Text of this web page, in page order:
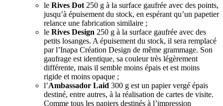
le Rives Dot 250 g à la surface gaufrée avec des points,
jusqu’à épuisement du stock, en espérant qu’un papetier
relance une fabrication similaire ;
le Rives Design 250 g à la surface gaufrée avec des
petits losanges. A épuisement du stock, il sera remplacé
par l’Inapa Création Design de même grammage. Son
gaufrage est identique, sa couleur très légèrement
différente, mais il semble moins épais et est moins
rigide et moins opaque ;
l’Ambassador Laid 300 g est un papier vergé épais
destiné, entre autres, à la réalisation de cartes de visite.
Comme tous les papiers destinés à l’impression